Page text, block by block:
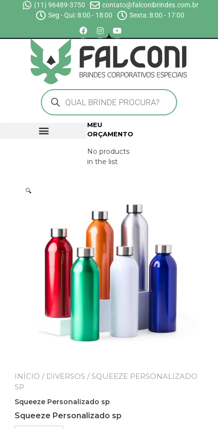
(11) 96489-3750
contato@falconibrindes.com.br
Seg - Qui: 8:00 - 18:00
Sexta: 8:00 - 17:00
MEU
ORÇAMENTO
No products
in the list
🔍
INÍCIO / DIVERSOS / SQUEEZE PERSONALIZADO
SP
Squeeze Personalizado sp
Squeeze Personalizado sp